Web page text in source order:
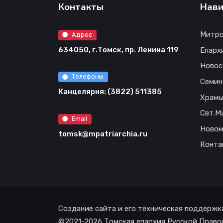
Контакты
Адрес
634050, г.Томск, пр. Ленина 119
Телефоны
Канцелярия: (3822) 511385
Email
tomsk@mpatriarchia.ru
Храмы
Создание сайта и его техническая